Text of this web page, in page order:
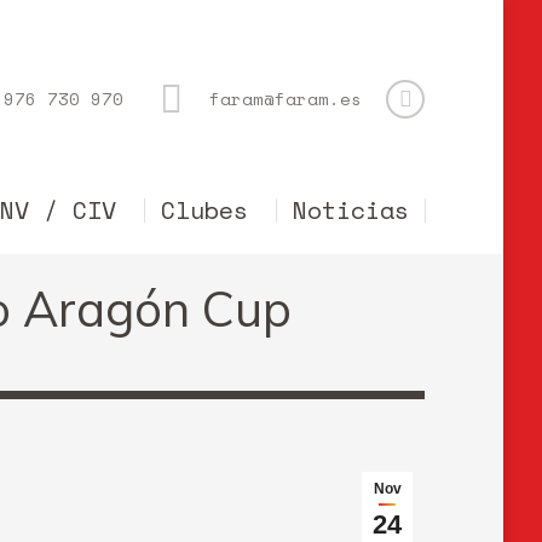
976 730 970 faram@faram.es
/ CIV Clubes Noticias
Aragón Cup
Nov
24